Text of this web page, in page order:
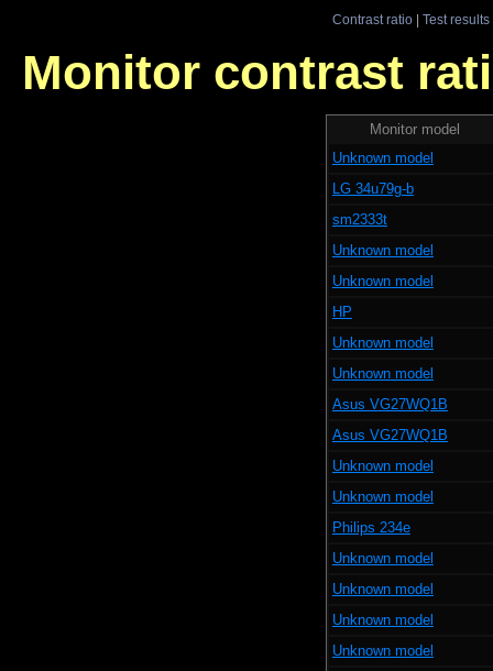
Contrast ratio| Test results
Monitor contrast
Monitor model
Unknown model
LG 34u79g-b
sm2333t
Unknown model
Unknown model
HP
Unknown model
Unknown model
Asus VG27WQ1B
Asus VG27WQ1B
Unknown model
Unknown model
Philips 234e
Unknown model
Unknown model
Unknown model
Unknown model